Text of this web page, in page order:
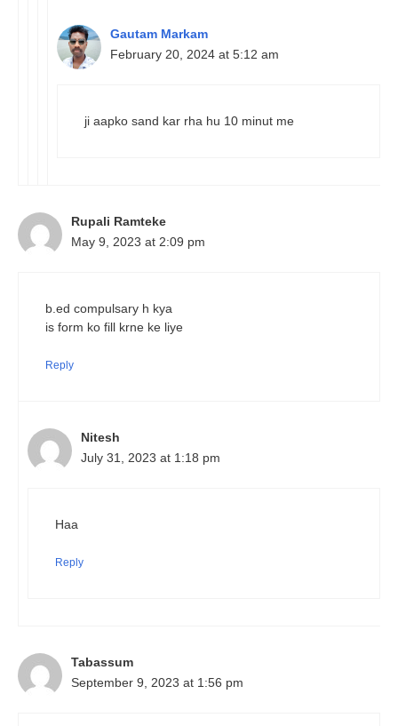
Gautam Markam
February 20, 2024 at 5:12 am
ji aapko sand kar rha hu 10 minut me
Rupali Ramteke
May 9, 2023 at 2:09 pm
b.ed compulsary h kya
is form ko fill krne ke liye
Reply
Nitesh
July 31, 2023 at 1:18 pm
Haa
Reply
Tabassum
September 9, 2023 at 1:56 pm